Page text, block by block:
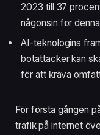
2023 till 37
någonsin för
AI-teknologins
botattacker kan
för att kräva
För första gången
trafik på internet